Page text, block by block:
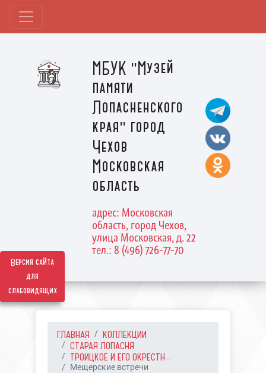
Версия сайта
для
слабовидящих
МБУК "Музей
памяти
Лопасненского
края" город
Чехов
Московская
область
адрес: Московская
область, город Чехов,
улица Московская, д. 22
тел.: 8 (496) 726-77-70
ГЛАВНАЯ
КОЛЛЕКЦИИ
СТАРАЯ ЛОПАСНЯ
ТРОИЦКОЕ И ЕГО ОКРЕСТН...
Мещерские встречи